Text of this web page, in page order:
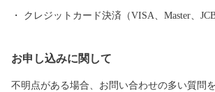
クレジットカード決済（VISA、Master、
お申し込みに関して
不明点がある場合、お問い合わせの多い質問を